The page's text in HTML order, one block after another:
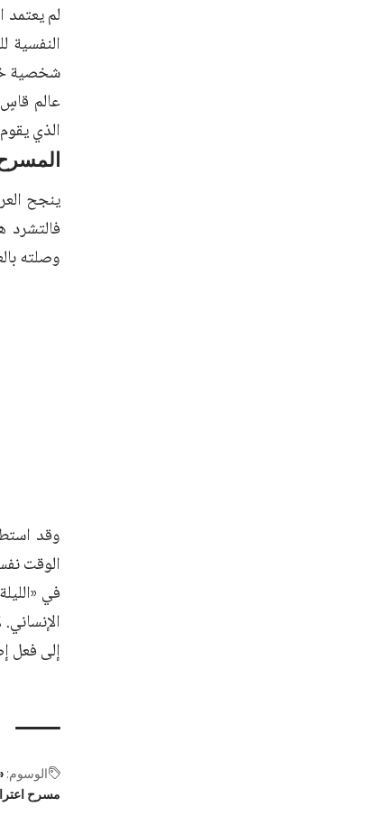
لم
النفسية
شخصية
عالم
الذي
ينجح
وصلته
وقد
الوقت
في
إلى فعل
الوسوم:
مسرح